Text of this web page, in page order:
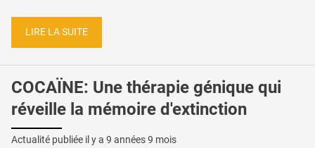
LIRE LA SUITE
COCAÏNE: Une thérapie génique qui
réveille la mémoire d'extinction
Actualité publiée il y a 9 années 9 mois